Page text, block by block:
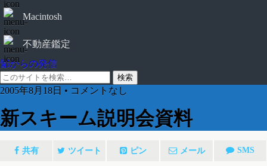
Macintosh
不動産鑑定
鄙からの発信
2005年8月18日 • コメントなし
新スキーム説明会資料
共有 ツイート ピン メール SMS